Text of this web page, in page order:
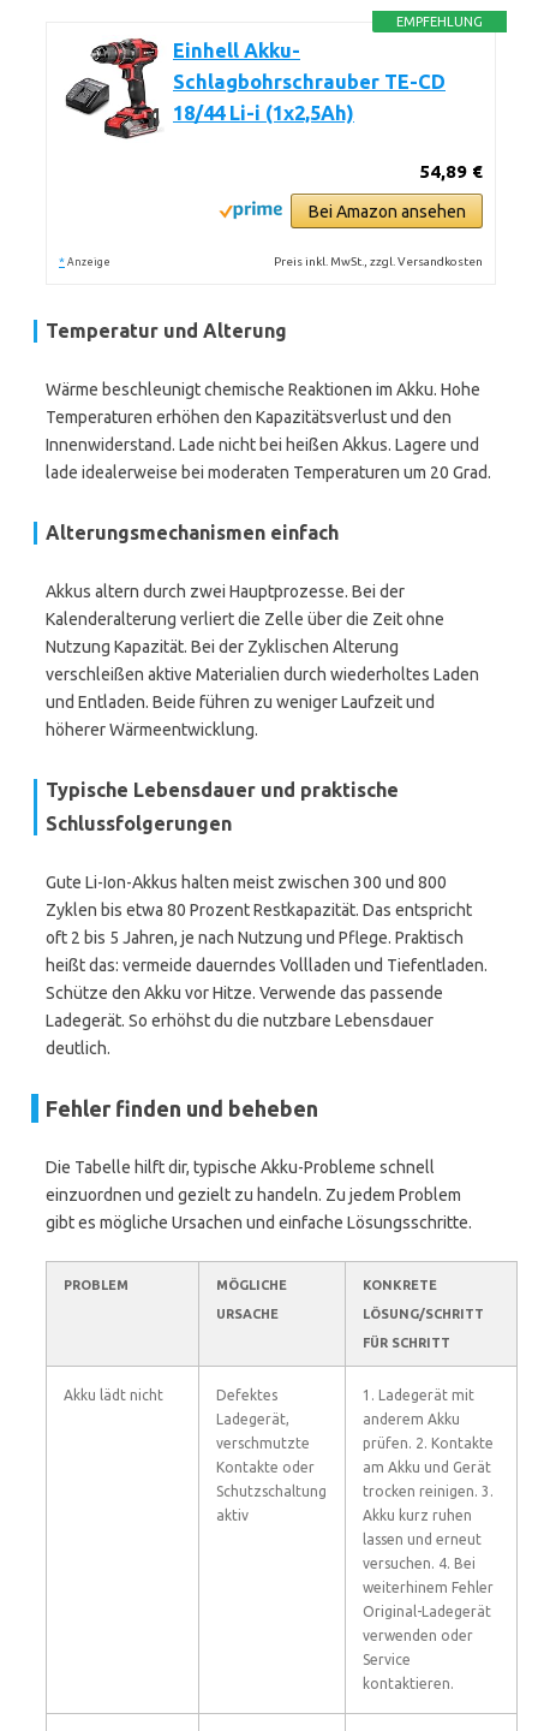
EMPFEHLUNG
Einhell Akku-
Schlagbohrschrauber TE-CD
18/44 Li-i (1x2,5Ah)
54,89 €
Bei Amazon ansehen
* Anzeige Preis inkl. MwSt., zzgl. Versandkosten
Temperatur und Alterung
Wärme beschleunigt chemische Reaktionen im Akku. Hohe
Temperaturen erhöhen den Kapazitätsverlust und den
Innenwiderstand. Lade nicht bei heißen Akkus. Lagere und
lade idealerweise bei moderaten Temperaturen um 20 Grad.
Alterungsmechanismen einfach
Akkus altern durch zwei Hauptprozesse. Bei der
Kalenderalterung verliert die Zelle über die Zeit ohne
Nutzung Kapazität. Bei der Zyklischen Alterung
verschleißen aktive Materialien durch wiederholtes Laden
und Entladen. Beide führen zu weniger Laufzeit und
höherer Wärmeentwicklung.
Typische Lebensdauer und praktische
Schlussfolgerungen
Gute Li-Ion-Akkus halten meist zwischen 300 und 800
Zyklen bis etwa 80 Prozent Restkapazität. Das entspricht
oft 2 bis 5 Jahren, je nach Nutzung und Pflege. Praktisch
heißt das: vermeide dauerndes Vollladen und Tiefentladen.
Schütze den Akku vor Hitze. Verwende das passende
Ladegerät. So erhöhst du die nutzbare Lebensdauer
deutlich.
Fehler finden und beheben
Die Tabelle hilft dir, typische Akku-Probleme schnell
einzuordnen und gezielt zu handeln. Zu jedem Problem
gibt es mögliche Ursachen und einfache Lösungsschritte.
PROBLEM
MÖGLICHE
URSACHE
KONKRETE
LÖSUNG/SCHRITT
FÜR SCHRITT
Akku lädt nicht
Defektes
Ladegerät,
verschmutzte
Kontakte oder
Schutzschaltung
aktiv
1. Ladegerät mit
anderem Akku
prüfen. 2. Kontakte
am Akku und Gerät
trocken reinigen. 3.
Akku kurz ruhen
lassen und erneut
versuchen. 4. Bei
weiterhinem Fehler
Original-Ladegerät
verwenden oder
Service
kontaktieren.